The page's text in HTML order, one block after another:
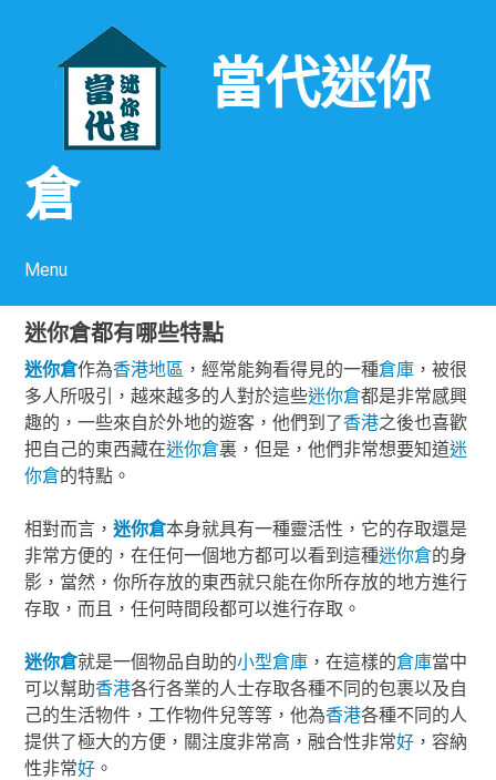
當代迷你
倉
Menu
迷你倉都有哪些特點
迷你倉作為香港地區 ，經常能夠看得見的一種倉庫 ，被很
多人所吸引，越來越多的人對於這些迷你倉都是非常感興
趣的，一些來自於外地的遊客，他們到了香港之後也喜歡
把自己的東西藏在迷你倉裏，但是，他們非常想要知道迷
你倉的特點。
相對而言，迷你倉本身就具有一種靈活性，它的存取還是
非常方便的，在任何一個地方都可以看到這種迷你倉的身
影，當然，你所存放的東西就只能在你所存放的地方進行
存取，而且，任何時間段都可以進行存取。
迷你倉就是一個物品自助的小型倉庫 ，在這樣的倉庫當中
可以幫助香港各行各業的人士存取各種不同的包裹以及自
己的生活物件，工作物件兒等等，他為香港各種不同的人
提供了極大的方便，關注度非常高，融合性非常好 ，容納
性非常好 。